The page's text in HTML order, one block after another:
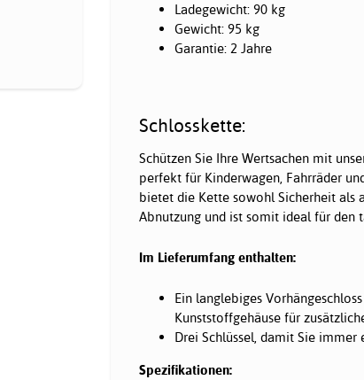
Ladegewicht: 90 kg
Gewicht: 95 kg
Garantie: 2 Jahre
Schlosskette:
Schützen Sie Ihre Wertsachen mit
perfekt für Kinderwagen, Fahrräder
bietet die Kette sowohl Sicherheit als
Abnutzung und ist somit ideal für den
Im Lieferumfang enthalten:
Ein langlebiges
Kunststoffgehäuse für
Drei Schlüssel, damit Sie immer
Spezifikationen: